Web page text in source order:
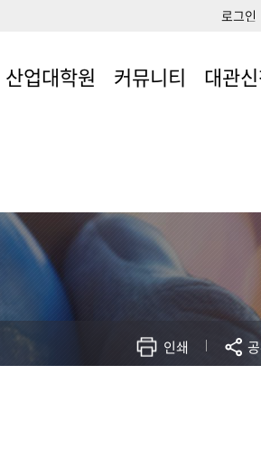
로그인
산업대학원 커뮤니티
채용정보
갤러리
공과대학
학술연구재단
민원광장
공과대학 70년사 E-
대관
인쇄